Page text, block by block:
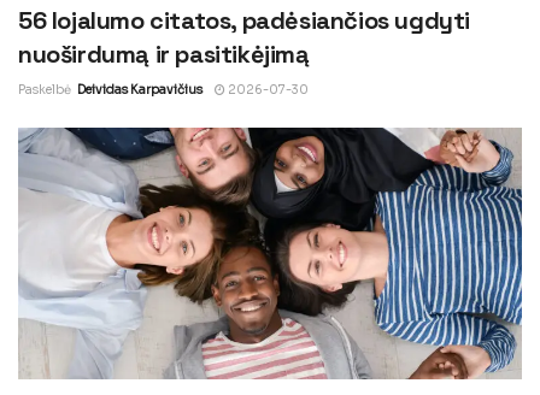
56 lojalumo citatos, padėsiančios ugdyti
nuoširdumą ir pasitikėjimą
Paskelbė Deividas Karpavičius 2026-07-30